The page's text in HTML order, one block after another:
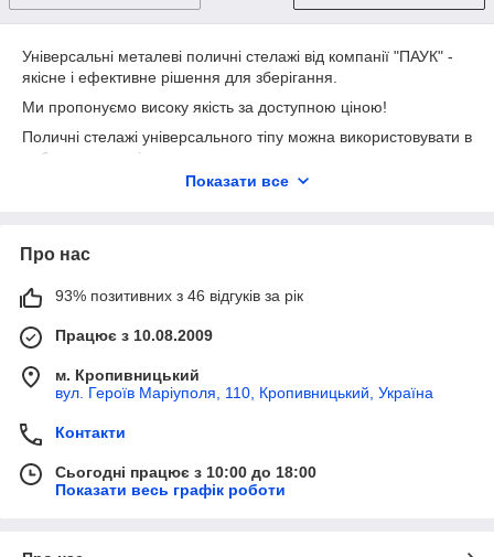
Універсальні металеві поличні стелажі від компанії "ПАУК" -
якісне і ефективне рішення для зберігання.
Ми пропонуємо високу якість за доступною ціною!
Поличні стелажі універсального тіпу можна використовувати в
побутових приміщеннях, в торгових залах як торгове
обладнання, для оснащення складських приміщень. Також
полягає в широкій області їх застосування.
Металеві стелажі на болтових з'єднаннях дуже прості в збірці,
що дозволяє збирати їх без залучення майстрів (і відповідно
оплати їх праці).
Стелаж можна використовувати як окермо розташовану
конструкцію, так і монтувати стелажні ряди в потрібному
розмірі і для зберігання певного за вагою вантажу.
Ми допоможемо вибрати оптимальний розмір стелажа під
Показати все
Про нас
93% позитивних з 46 відгуків за рік
Працює з 10.08.2009
м. Кропивницький
вул. Героїв Маріуполя, 110, Кропивницький, Україна
Контакти
Сьогодні працює з 10:00 до 18:00
Показати весь графік роботи